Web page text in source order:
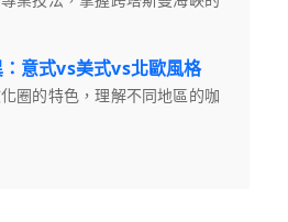
意式vs美式vs北歐風格
圈的特色，理解不同地區的咖